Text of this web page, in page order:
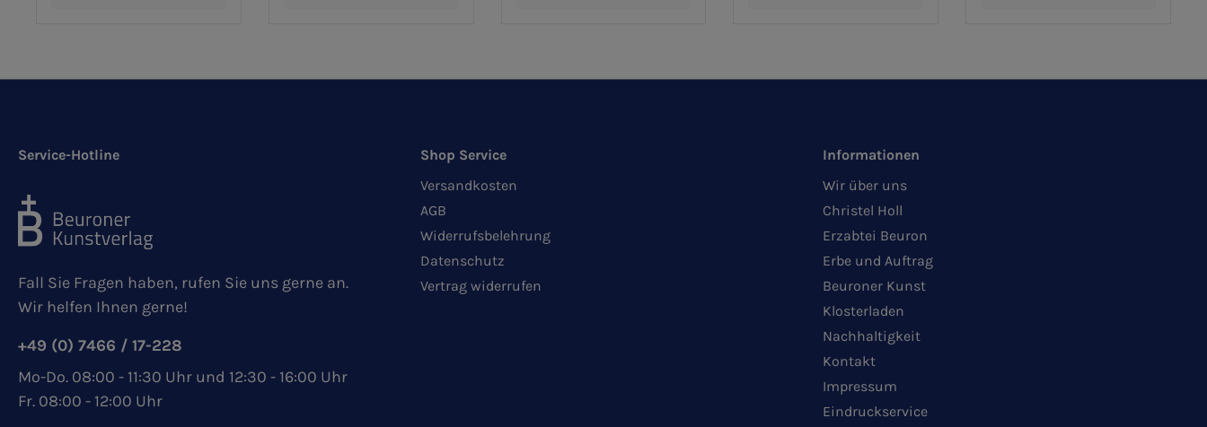
Service-Hotline
Fall Sie Fragen haben, rufen Sie uns gerne an.
Wir helfen Ihnen gerne!
+49 (0) 7466 / 17-228
Mo-Do. 08:00 - 11:30 Uhr und 12:30 - 16:00 Uhr
Fr. 08:00 - 12:00 Uhr
Shop Service
Versandkosten
AGB
Widerrufsbelehrung
Datenschutz
Vertrag widerrufen
Informationen
Wir über uns
Christel Holl
Erzabtei Beuron
Erbe und Auftrag
Beuroner Kunst
Klosterladen
Nachhaltigkeit
Kontakt
Impressum
Eindruckservice